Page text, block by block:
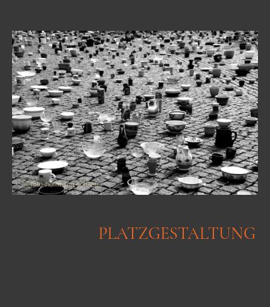
PLATZGESTALTUNG